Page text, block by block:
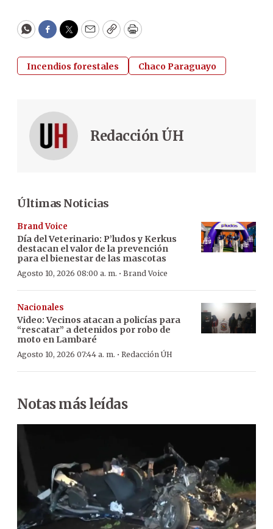
WhatsApp
Facebook
Twitter
EmailCopyPrint
Incendios forestales Chaco Paraguayo
Redacción ÚH
Últimas Noticias
Brand Voice
Día del Veterinario: P’ludos y Kerkus
destacan el valor de la prevención
para el bienestar de las mascotas
Agosto 10, 2026 08:00 a. m. · Brand Voice
Nacionales
Video: Vecinos atacan a policías para
“rescatar” a detenidos por robo de
moto en Lambaré
Agosto 10, 2026 07:44 a. m. · Redacción ÚH
Notas más leídas